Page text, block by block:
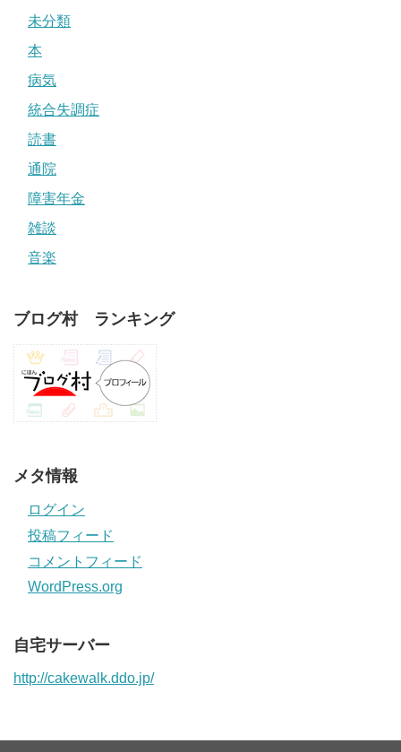
未分類
本
病気
統合失調症
読書
通院
障害年金
雑談
音楽
ブログ村 ランキング
メタ情報
ログイン
投稿フィード
コメントフィード
WordPress.org
自宅サーバー
http://cakewalk.ddo.jp/